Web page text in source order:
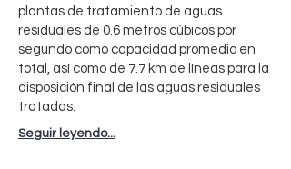
plantas de tratamiento de aguas
residuales de 0.6 metros cúbicos por
segundo como capacidad promedio en
total, así como de 7.7 km de líneas para la
disposición final de las aguas residuales
tratadas.
Seguir leyendo...